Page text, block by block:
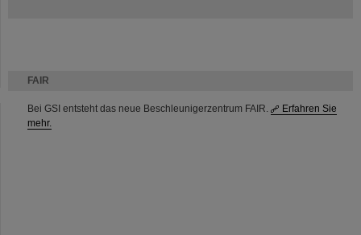
FAIR
Bei GSI entsteht das neue Beschleunigerzentrum FAIR.
Erfahren Sie
mehr.